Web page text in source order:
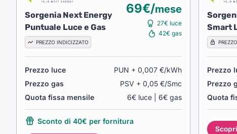
Sorgenia Next Energy
Puntuale Luce e Gas
PREZZO INDICIZZATO
69€/mese
27€ luce
42€ gas
Prezzo luce
PUN + 0,007 €/kWh
Prezzo gas
PSV + 0,05 €/Smc
Quota fissa mensile
6€ luce | 6€ gas
Sconto di 40€ per fornitura
Smart
Prezzo
Prezzo
Quota